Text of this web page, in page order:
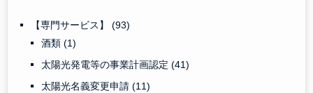
【専門サービス】(93)
酒類(1)
太陽光発電等の事業計画認定(41)
太陽光名義変更申請(11)